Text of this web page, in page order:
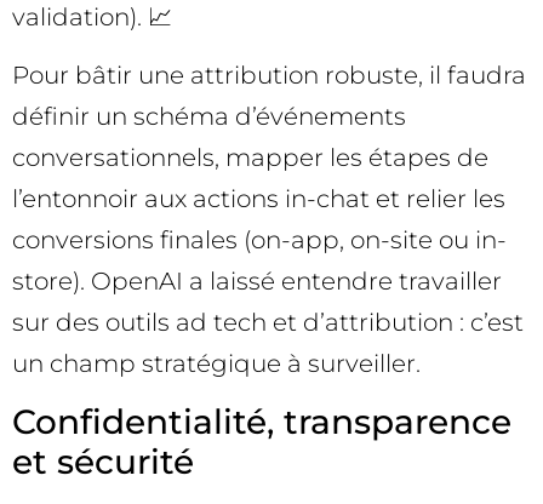
validation). 📈
Pour bâtir une attribution robuste, il faudra
définir un schéma d’événements
conversationnels, mapper les étapes de
l’entonnoir aux actions in-chat et relier les
conversions finales (on-app, on-site ou in-
store). OpenAI a laissé entendre travailler
sur des outils ad tech et d’attribution : c’est
un champ stratégique à surveiller.
Confidentialité, transparence
et sécurité